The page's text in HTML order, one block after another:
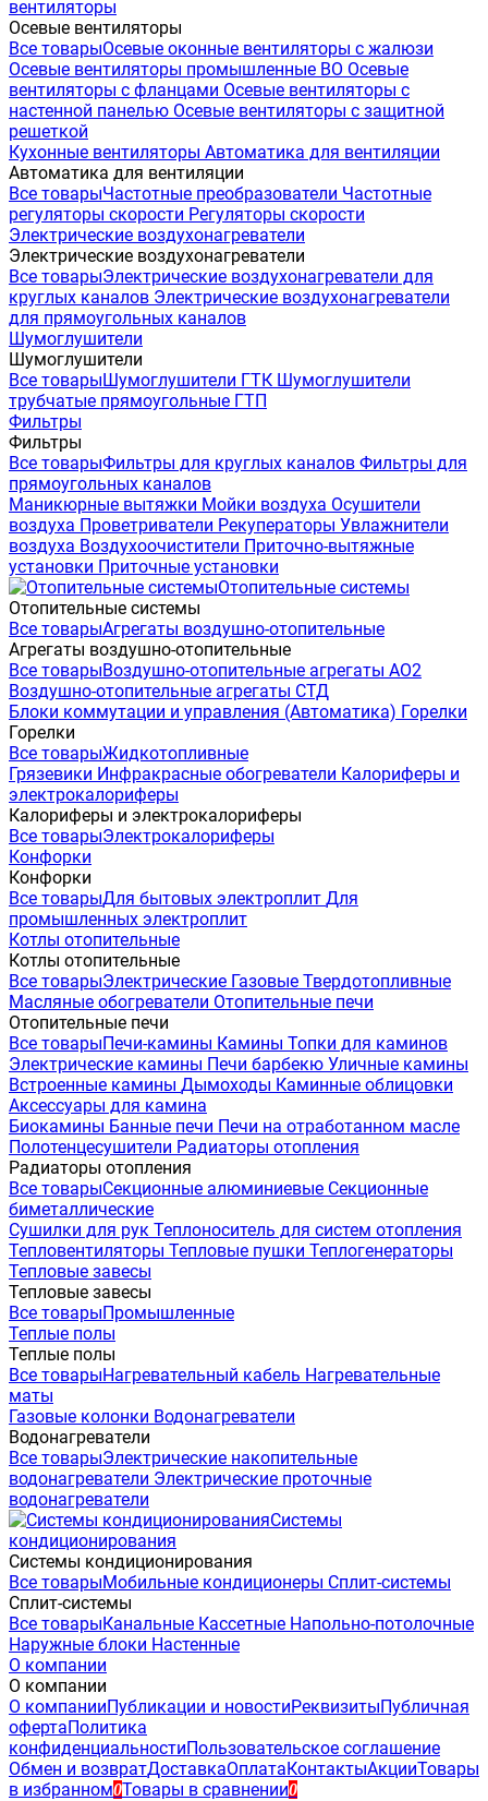
вентиляторы
Осевые вентиляторы
Все товарыОсевые оконные вентиляторы с жалюзи
Осевые вентиляторы промышленные ВО Осевые
вентиляторы с фланцами Осевые вентиляторы с
настенной панелью Осевые вентиляторы с защитной
решеткой
Кухонные вентиляторы Автоматика для вентиляции
Автоматика для вентиляции
Все товарыЧастотные преобразователи Частотные
регуляторы скорости Регуляторы скорости
Электрические воздухонагреватели
Электрические воздухонагреватели
Все товарыЭлектрические воздухонагреватели для
круглых каналов Электрические воздухонагреватели
для прямоугольных каналов
Шумоглушители
Шумоглушители
Все товарыШумоглушители ГТК Шумоглушители
трубчатые прямоугольные ГТП
Фильтры
Фильтры
Все товарыФильтры для круглых каналов Фильтры для
прямоугольных каналов
Маникюрные вытяжки Мойки воздуха Осушители
воздуха Проветриватели Рекуператоры Увлажнители
воздуха Воздухоочистители Приточно-вытяжные
установки Приточные установки
Отопительные системы
Отопительные системы
Все товарыАгрегаты воздушно-отопительные
Агрегаты воздушно-отопительные
Все товарыВоздушно-отопительные агрегаты АО2
Воздушно-отопительные агрегаты СТД
Блоки коммутации и управления (Автоматика) Горелки
Горелки
Все товарыЖидкотопливные
Грязевики Инфракрасные обогреватели Калориферы и
электрокалориферы
Калориферы и электрокалориферы
Все товарыЭлектрокалориферы
Конфорки
Конфорки
Все товарыДля бытовых электроплит Для
промышленных электроплит
Котлы отопительные
Котлы отопительные
Все товарыЭлектрические Газовые Твердотопливные
Масляные обогреватели Отопительные печи
Отопительные печи
Все товарыПечи-камины Камины Топки для каминов
Электрические камины Печи барбекю Уличные камины
Встроенные камины Дымоходы Каминные облицовки
Аксессуары для камина
Биокамины Банные печи Печи на отработанном масле
Полотенцесушители Радиаторы отопления
Радиаторы отопления
Все товарыСекционные алюминиевые Секционные
биметаллические
Сушилки для рук Теплоноситель для систем отопления
Тепловентиляторы Тепловые пушки Теплогенераторы
Тепловые завесы
Тепловые завесы
Все товарыПромышленные
Теплые полы
Теплые полы
Все товарыНагревательный кабель Нагревательные
маты
Газовые колонки Водонагреватели
Водонагреватели
Все товарыЭлектрические накопительные
водонагреватели Электрические проточные
водонагреватели
Системы
кондиционирования
Системы кондиционирования
Все товарыМобильные кондиционеры Сплит-системы
Сплит-системы
Все товарыКанальные Кассетные Напольно-потолочные
Наружные блоки Настенные
О компании
О компании
О компанииПубликации и новостиРеквизитыПубличная
офертаПолитика
конфиденциальностиПользовательское соглашение
Обмен и возвратДоставкаОплатаКонтактыАкцииТовары
в избранном0Товары в сравнении0